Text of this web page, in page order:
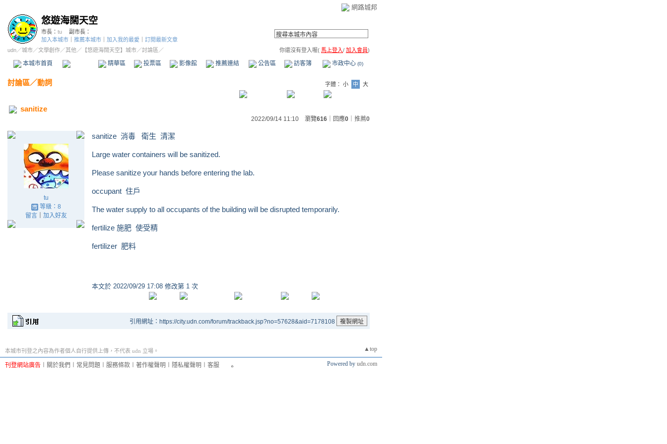
網路城邦
悠遊海闊天空
市長： tu
副市長：
加入本城市
推薦本城市 加入我的最愛
訂閱最新文章
udn／城市／文學創作／其他 ／ 【悠遊海闊天空】城市／討論區／ 你還沒有登入喔( 馬上登入/ 加入會員)
本城市首頁 精華區 投票區 影像館 推薦連結 公告區 訪客簿 市政中心 (0)
討論區／動詞 字體： 小 中 大
sanitize
2022/09/14 11:10 瀏覽616 ｜回應0 推薦0
tu
等級：8
留言｜ 加入好友
sanitize 消毒 衛生 清潔
Large water containers will be sanitized.
Please sanitize your hands before entering the lab.
occupant 住戶
The water supply to all occupants of the building will be disrupted temporarily.
fertilize 施肥 使受精
fertilizer 肥料
本文於 2022/09/29 17:08 修改第 1 次
引用網址：https://city.udn.com/forum/trackback.jsp?no=57628&aid=7178108
▲top
本城市刊登之內容為作者個人自行提供上傳，不代表 udn 立場。
刊登網站廣告 關於我們 常見問題 服務條款 著作權聲明 隱私權聲明 客服 Powered by udn.com